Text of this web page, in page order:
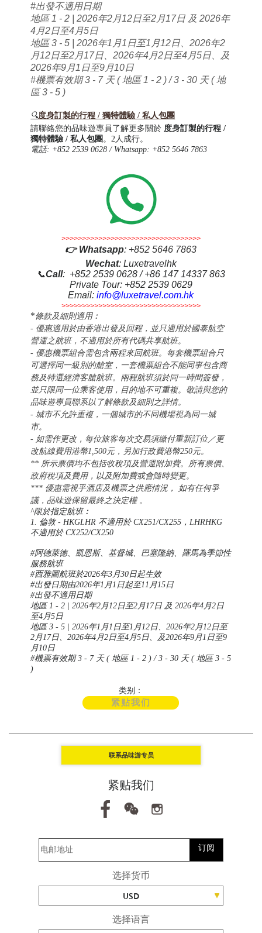
#出發不適用日期
地區 1 - 2 | 2026年2月12日至2月17日 及 2026年
4月2日至4月5日
地區 3 - 5 | 2026年1月1日至1月12日、2026年2
月12日至2月17日、2026年4月2日至4月5日、及
2026年9月1日至9月10日
#機票有效期 3 - 7 天 ( 地區 1 - 2 ) / 3 - 30 天 ( 地
區 3 - 5 )
🔍度身訂製的行程 / 獨特體驗 / 私人包團
請聯絡您的品味遊專員了解更多關於 度身訂製的行程 /
獨特體驗 / 私人包團 。2人成行。
電話: +852 2539 0628 / Whatsapp: +852 5646 7863
>>>>>>>>>>>>>>>>>>>>>>>>>>>>>>>>>>
👉Whatsapp: +852 5646 7863
Wechat: Luxetravelhk
📞Call: +852 2539 0628 / +86 147 14337 863
Private Tour: +852 2539 0629
Email:info@luxetravel.com.hk
>>>>>>>>>>>>>>>>>>>>>>>>>>>>>>>>>>
*條款及細則適用︰
- 優惠適用於由香港出發及回程，並只適用於國泰航空
營運之航班，不適用於所有代碼共享航班。
- 優惠機票組合需包含兩程來回航班。每套機票組合只
可選擇同一級別的艙室，一套機票組合不能同事包含商
務及特選經濟客艙航班。兩程航班須於同一時間簽發，
並只限同一位乘客使用，目的地不可重複。 敬請與您的
品味遊專員聯系以了解條款及細則之詳情。
-城市不允許重複，一個城市的不同機場視為同一城
市。
- 如需作更改，每位旅客每次交易須繳付重新訂位／更
改航線費用港幣1,500元，另加行政費港幣250元。
** 所示票價均不包括收稅項及營運附加費。所有票價、
政府稅項及費用，以及附加費或會隨時變更。
*** 優惠需視乎酒店及機票之供應情況， 如有任何爭
議，品味遊保留最終之決定權 。
^限於指定航班︰
1. 倫敦 - HKGLHR 不適用於 CX251/CX255，LHRHKG
不適用於 CX252/CX250
#阿德萊德、凱恩斯、基督城、巴塞隆納、羅馬為季節性
服務航班
#西雅圖航班於2026年3月30日起生效
#出發日期由2026年1月1日起至11月15日
#出發不適用日期
地區 1 - 2 | 2026年2月12日至2月17日 及 2026年4月2日
至4月5日
地區 3 - 5 | 2026年1月1日至1月12日、2026年2月12日至
2月17日、2026年4月2日至4月5日、及2026年9月1日至9
月10日
#機票有效期 3 - 7 天 ( 地區 1 - 2 ) / 3 - 30 天 ( 地區 3 - 5
)
类别：
紧贴我们
联系品味游专员
紧贴我们
订阅
选择货币
USD
选择语言